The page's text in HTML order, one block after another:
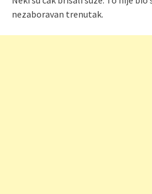
nezaboravan trenutak.